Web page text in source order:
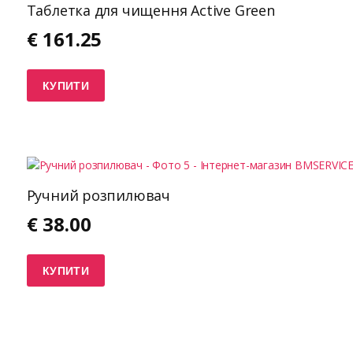
Таблетка для чищення Active Green
€ 161.25
КУПИТИ
Ручний розпилювач
€ 38.00
КУПИТИ